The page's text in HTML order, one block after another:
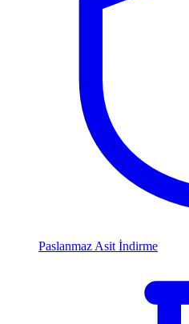
Paslanmaz Asit İndirme